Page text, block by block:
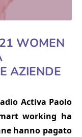
WOMEN
AZIENDE
Activa Paolo
working ha
hanno pagato